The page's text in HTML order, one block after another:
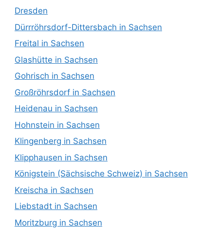
Dresden
Dürrröhrsdorf-Dittersbach in Sachsen
Freital in Sachsen
Glashütte in Sachsen
Gohrisch in Sachsen
Großröhrsdorf in Sachsen
Heidenau in Sachsen
Hohnstein in Sachsen
Klingenberg in Sachsen
Klipphausen in Sachsen
Königstein (Sächsische Schweiz) in Sachsen
Kreischa in Sachsen
Liebstadt in Sachsen
Moritzburg in Sachsen